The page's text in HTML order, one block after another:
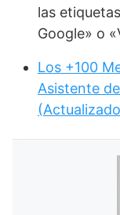
las
Google» o
Los +100
Asistente